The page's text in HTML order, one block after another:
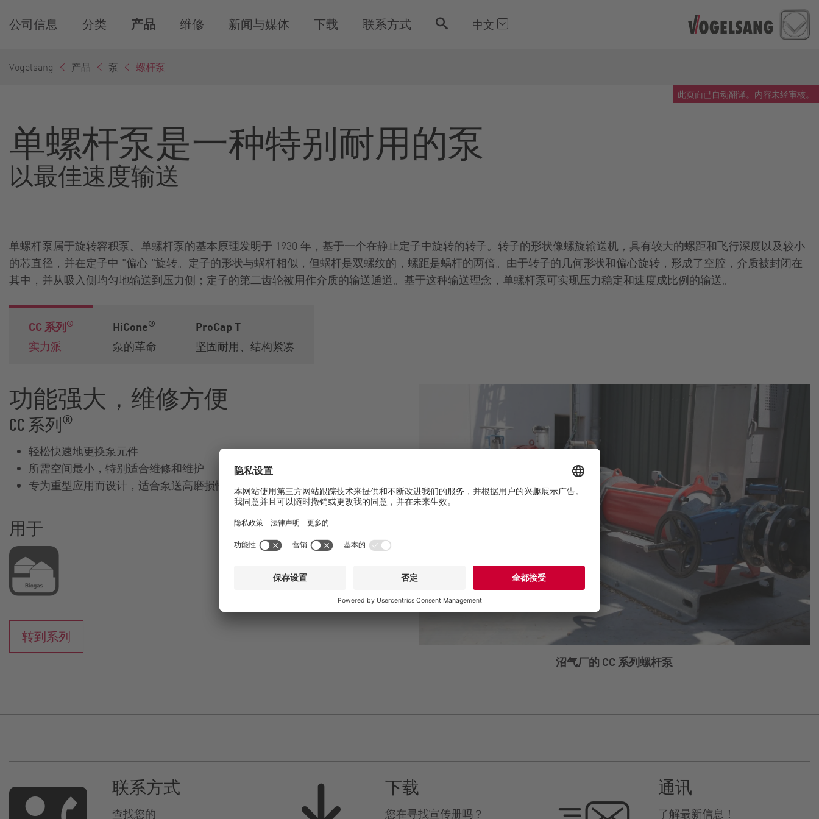
公司信息 分类 产品 维修 新闻与媒体 下载 联系方式 中文
Vogelsang 产品 泵 螺杆泵
此页面已自动翻译。内容未经审核。
单螺杆泵是一种特别耐用的泵
以最佳速度输送
单螺杆泵属于旋转容积泵。单螺杆泵的基本原理发明于 1930 年，基于一个在静止定子中旋转的转子。转子的形状像螺旋输送机，具有较大的螺距和飞行深度以及较小
的芯直径，并在定子中 "偏心 "旋转。定子的形状与蜗杆相似，但蜗杆是双螺纹的，螺距是蜗杆的两倍。由于转子的几何形状和偏心旋转，形成了空腔，介质被封闭在
其中，并从吸入侧均匀地输送到压力侧；定子的第二齿轮被用作介质的输送通道。基于这种输送理念，单螺杆泵可实现压力稳定和速度成比例的输送。
CC 系列®
实力派
HiCone®
泵的革命
ProCap T
坚固耐用、结构紧凑
功能强大，维修方便
CC 系列®
轻松快速地更换泵元件
所需空间最小，特别适合维修和维护
专为重型应用而设计，适合泵送高磨损性介质和异物含量高的介质
用于
转到系列
沼气厂的 CC 系列螺杆泵
联系方式
查找您的
下载
您在寻找宣传册吗？
通讯
了解最新信息！